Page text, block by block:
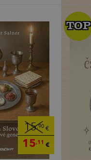
15,90€
15,11 €
TOP
TOP